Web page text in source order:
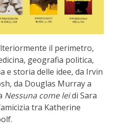
il perimetro,
geografia politica,
e storia delle idee, da Irvin
da Douglas Murray a
Nessuna come leidi Sara
tra Katherine